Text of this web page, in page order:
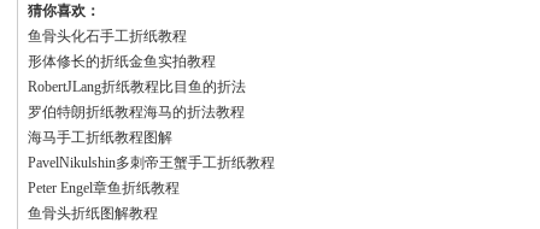
猜你喜欢：
鱼骨头化石手工折纸教程
形体修长的折纸金鱼实拍教程
RobertJLang折纸教程比目鱼的折法
罗伯特朗折纸教程海马的折法教程
海马手工折纸教程图解
PavelNikulshin多刺帝王蟹手工折纸教程
Peter Engel章鱼折纸教程
鱼骨头折纸图解教程